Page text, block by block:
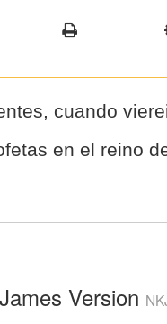
cuando
en el reino
Version